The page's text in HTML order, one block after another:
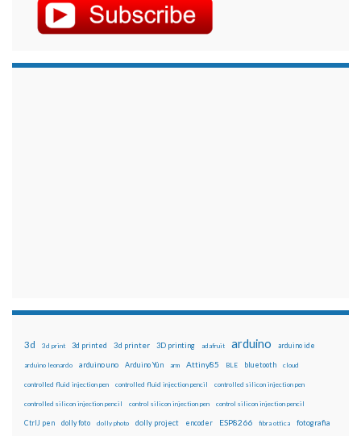
3d 3d print 3d printed 3d printer 3D printing adafruit arduino arduino ide
arduino leonardo arduino uno Arduino Yún arm Attiny85 BLE bluetooth cloud
controlled fluid injection pen controlled fluid injection pencil controlled silicon injection pen
controlled silicon injection pencil control silicon injection pen control silicon injection pencil
CtrlJ pen dolly foto dolly photo dolly project encoder ESP8266 fibra ottica fotografia